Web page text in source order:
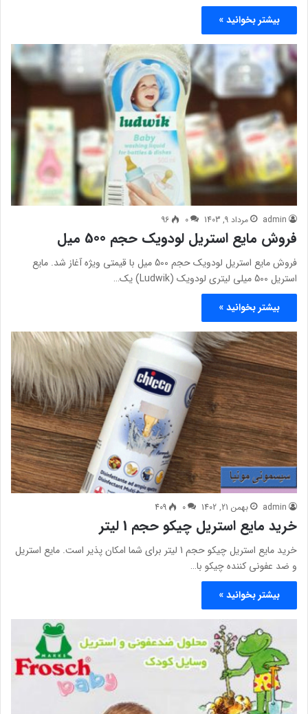
بیشتر بخوانید »
admin مرداد 9, 1403 0
96
فروش مایع استریل لودویک حجم 500 میل
فروش مایع استریل لودویک حجم 500 میل با قیمتی ویژه آغاز شد. مایع
استریل 500 میلی لیتری لودویک (Ludwik) یک…
بیشتر بخوانید »
admin بهمن 21, 1402 0
409
خرید مایع استریل چیکو حجم 1 لیتر
خرید مایع استریل چیکو حجم 1 لیتر برای شما امکان پذیر است. مایع استریل
و ضد عفونی کننده چیکو با…
بیشتر بخوانید »